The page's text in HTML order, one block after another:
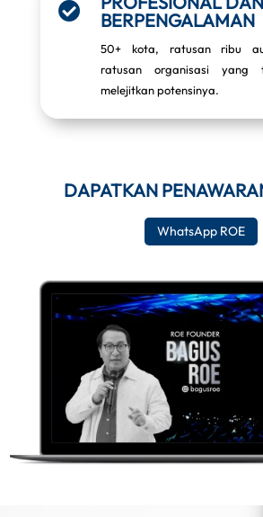

BERPENGALAMAN
50+ kota, ratusan ribu
ratusan organisasi yang
melejitkan potensinya.
DAPATKAN
WhatsApp ROE